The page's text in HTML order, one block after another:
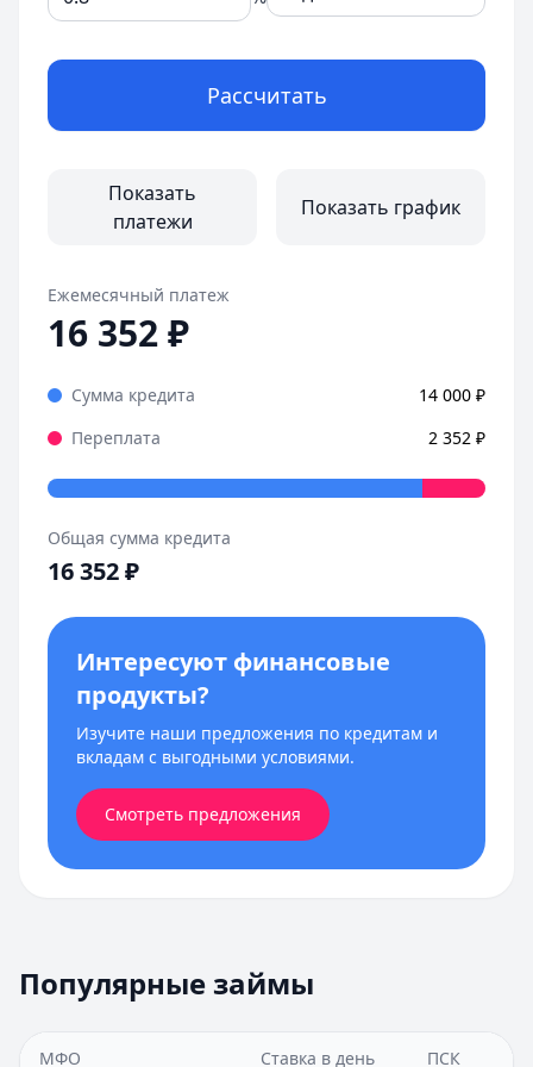
Рассчитать
Показать
платежи
Показать график
Ежемесячный платеж
16 352₽
Сумма кредита 14 000 ₽
Переплата
2 352 ₽
Общая сумма кредита
16 352₽
Интересуют финансовые
продукты?
Изучите наши предложения по кредитам и
вкладам с выгодными условиями.
Смотреть предложения
Популярные займы
МФО Ставка в день ПСК